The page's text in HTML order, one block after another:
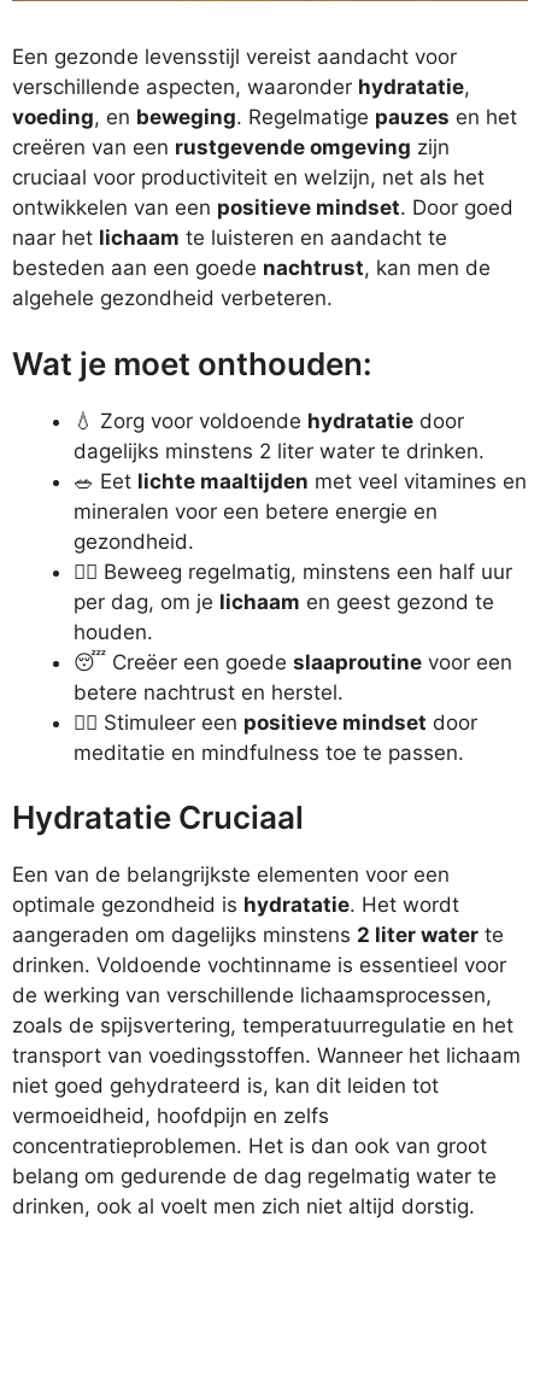
Een gezonde levensstijl vereist aandacht voor
verschillende aspecten, waaronder hydratatie,
voeding, en beweging. Regelmatige pauzes en het
creëren van een rustgevende omgeving zijn
cruciaal voor productiviteit en welzijn, net als het
ontwikkelen van een positieve mindset. Door goed
naar het lichaam te luisteren en aandacht te
besteden aan een goede nachtrust, kan men de
algehele gezondheid verbeteren.
Wat je moet onthouden:
💧 Zorg voor voldoende hydratatie door
dagelijks minstens 2 liter water te drinken.
🥗 Eet lichte maaltijden met veel vitamines en
mineralen voor een betere energie en
gezondheid.
🏃‍♂️ Beweeg regelmatig, minstens een half uur
per dag, om je lichaam en geest gezond te
houden.
😴 Creëer een goede slaaproutine voor een
betere nachtrust en herstel.
🧘‍♀️ Stimuleer een positieve mindset door
meditatie en mindfulness toe te passen.
Hydratatie Cruciaal
Een van de belangrijkste elementen voor een
optimale gezondheid is hydratatie. Het wordt
aangeraden om dagelijks minstens 2 liter water te
drinken. Voldoende vochtinname is essentieel voor
de werking van verschillende lichaamsprocessen,
zoals de spijsvertering, temperatuurregulatie en het
transport van voedingsstoffen. Wanneer het lichaam
niet goed gehydrateerd is, kan dit leiden tot
vermoeidheid, hoofdpijn en zelfs
concentratieproblemen. Het is dan ook van groot
belang om gedurende de dag regelmatig water te
drinken, ook al voelt men zich niet altijd dorstig.